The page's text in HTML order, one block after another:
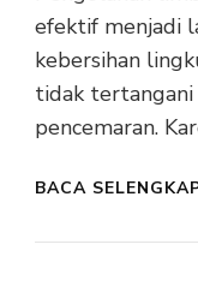
efektif menjadi
kebersihan
tidak
pencemaran.
BACA